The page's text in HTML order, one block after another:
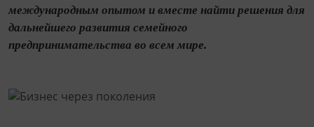
международным опытом и вместе найти решения для
дальнейшего развития семейного
предпринимательства во всем мире.